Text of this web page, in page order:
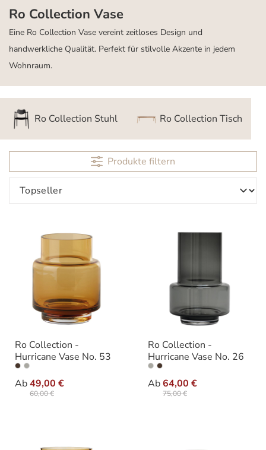
Ro Collection Vase
Eine Ro Collection Vase vereint zeitloses Design und
handwerkliche Qualität. Perfekt für stilvolle Akzente in jedem
Wohnraum.
Ro Collection Stuhl Ro Collection Tisch
Produkte filtern
Ro Collection -
Hurricane Vase No. 53
Ab49,00 €
60,00 €
Varianten
Ro Collection -
Hurricane Vase No. 26
Ab64,00 €
75,00 €
Varianten